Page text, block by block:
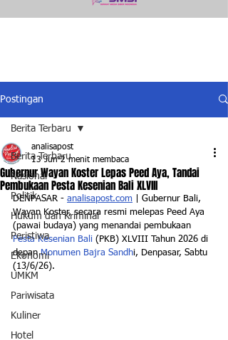
Postingan
Berita Terbaru
Nasional
Politik
Hukum dan Kriminal
Peristiwa
Ekonomi
UMKM
Pariwisata
Kuliner
Hotel
Berita Terbaru
Gubernur Wayan Koster Lepas Peed Aya, Tandai
Pembukaan Pesta Kesenian Bali XLVIII
analisapost
13 Jun 2 menit membaca
DENPASAR - analisapost.com | Gubernur Bali,
Wayan Koster, secara resmi melepas Peed Aya
(pawai budaya) yang menandai pembukaan
Pesta Kesenian Bali (PKB) XLVIII Tahun 2026 di
depan Monumen Bajra Sandhi, Denpasar, Sabtu
(13/6/26).